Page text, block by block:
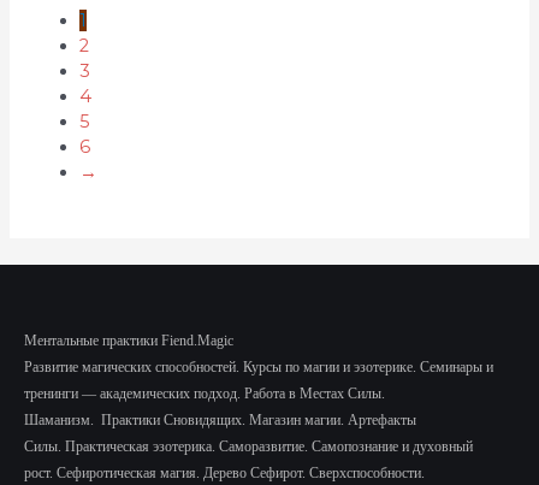
1
2
3
4
5
6
→
Ментальные практики Fiend.Magic
Развитие магических способностей. Курсы по магии и эзотерике. Семинары и
тренинги — академических подход. Работа в Местах Силы.
Шаманизм.
Практики Сновидящих. Магазин магии. Артефакты
Силы. Практическая эзотерика. Саморазвитие. Самопознание и духовный
рост. Сефиротическая магия. Дерево Сефирот. Сверхспособности.